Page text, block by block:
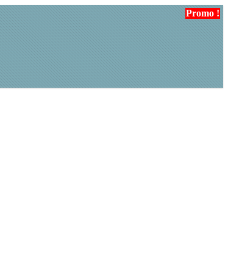
Promo !
Promo !